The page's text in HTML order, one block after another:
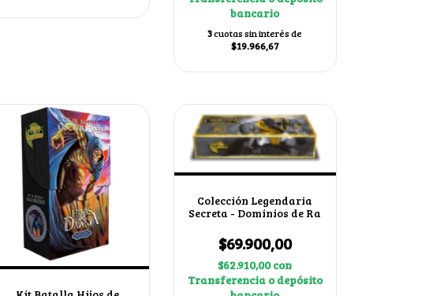
bancario
3cuotas sin interés de
$19.966,67
Colección Legendaria
Secreta - Dominios de Ra
$69.900,00
$62.910,00con
Transferencia o depósito